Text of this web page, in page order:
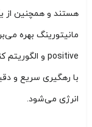
انرژی می‌شود.